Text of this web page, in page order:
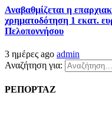
Αναβαθμίζεται η
χρηματοδότηση 1 εκατ.
Πελοποννήσου
3 ημέρες ago admin
Αναζήτηση για:
ΡΕΠΟΡΤΑΖ